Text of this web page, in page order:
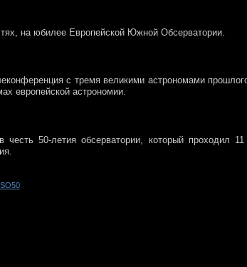
на юбилее Европейской Южной Обсерватории.
с тремя великими астрономами
европейской астрономии.
50-летия обсерватории, который проходил